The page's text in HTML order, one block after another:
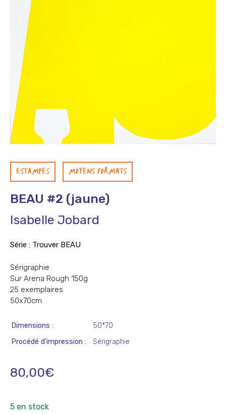
ESTAMPES MOYENS FORMATS
BEAU #2 (jaune)
Isabelle Jobard
Série : Trouver BEAU
Sérigraphie
Sur Arena Rough 150g
25 exemplaires
50x70cm
Dimensions
50*70
Procédé d'impression
Sérigraphie
80,00€
5 en stock